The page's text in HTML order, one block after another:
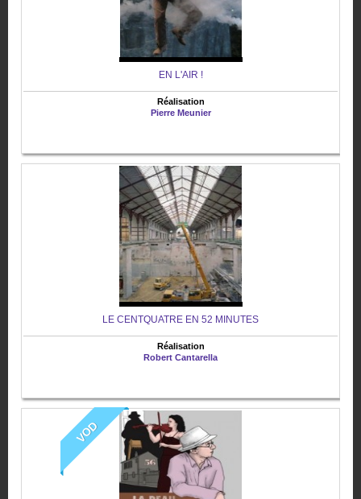
EN L'AIR !
Réalisation
Pierre Meunier
LE CENTQUATRE EN 52 MINUTES
Réalisation
Robert Cantarella
VOD